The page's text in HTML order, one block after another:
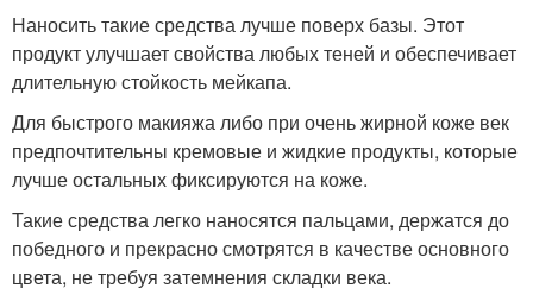
Наносить такие средства лучше поверх базы. Этот
продукт улучшает свойства любых теней и обеспечивает
длительную стойкость мейкапа.
Для быстрого макияжа либо при очень жирной коже век
предпочтительны кремовые и жидкие продукты, которые
лучше остальных фиксируются на коже.
Такие средства легко наносятся пальцами, держатся до
победного и прекрасно смотрятся в качестве основного
цвета, не требуя затемнения складки века.